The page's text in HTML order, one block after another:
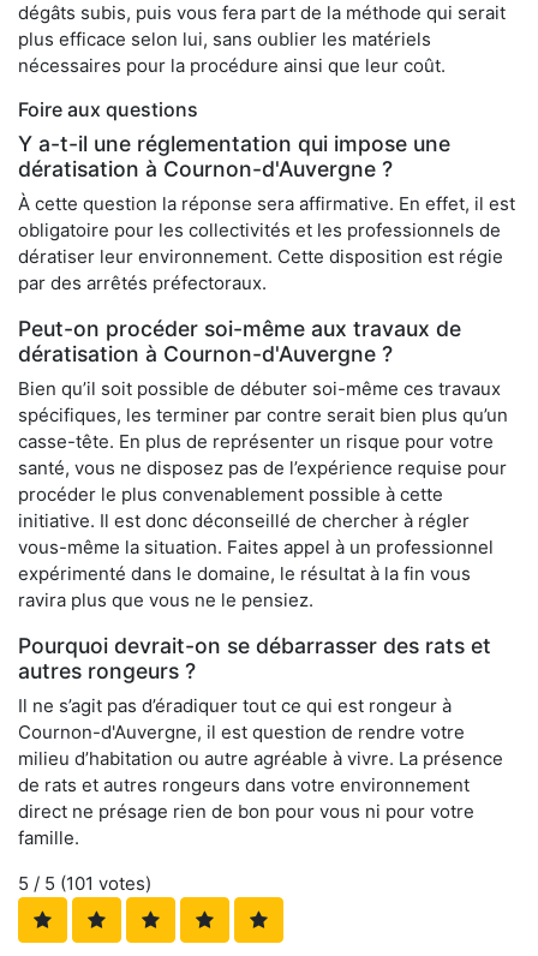
dégâts subis, puis vous fera part de la méthode qui serait
plus efficace selon lui, sans oublier les matériels
nécessaires pour la procédure ainsi que leur coût.
Foire aux questions
Y a-t-il une réglementation qui impose une
dératisation à Cournon-d'Auvergne ?
À cette question la réponse sera affirmative. En effet, il est
obligatoire pour les collectivités et les professionnels de
dératiser leur environnement. Cette disposition est régie
par des arrêtés préfectoraux.
Peut-on procéder soi-même aux travaux de
dératisation à Cournon-d'Auvergne ?
Bien qu’il soit possible de débuter soi-même ces travaux
spécifiques, les terminer par contre serait bien plus qu’un
casse-tête. En plus de représenter un risque pour votre
santé, vous ne disposez pas de l’expérience requise pour
procéder le plus convenablement possible à cette
initiative. Il est donc déconseillé de chercher à régler
vous-même la situation. Faites appel à un professionnel
expérimenté dans le domaine, le résultat à la fin vous
ravira plus que vous ne le pensiez.
Pourquoi devrait-on se débarrasser des rats et
autres rongeurs ?
Il ne s’agit pas d’éradiquer tout ce qui est rongeur à
Cournon-d'Auvergne, il est question de rendre votre
milieu d’habitation ou autre agréable à vivre. La présence
de rats et autres rongeurs dans votre environnement
direct ne présage rien de bon pour vous ni pour votre
famille.
5 / 5 (101 votes)